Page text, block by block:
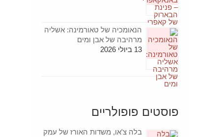
הנאומכיה של טאורמינה: אשליה
מרהיבה של אבן ומים
13 ביולי 2026
פוסטים פופולריים
בלה צ'או, משדות האורז של עמק